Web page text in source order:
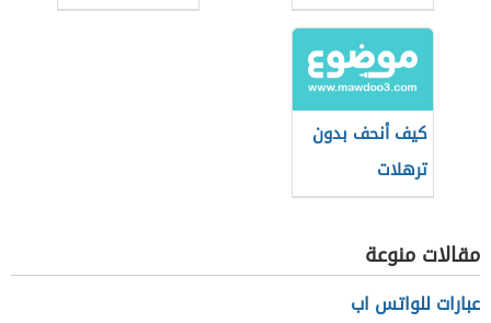
الأفخاذ
للتنحيف
كيف أنحف بدون
ترهلات
مقالات منوعة
عبارات للواتس اب